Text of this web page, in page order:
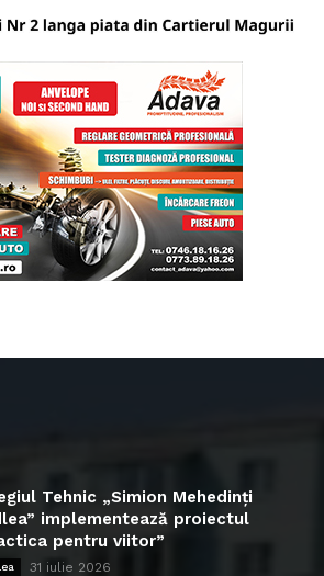
Tehnic „Simion Mehedinți
implementează proiectul
pentru viitor”
31 iulie 2026